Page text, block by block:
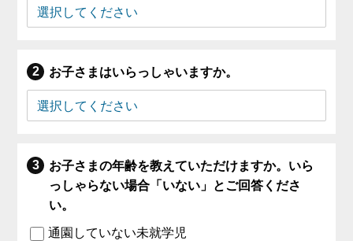
お子さまはいらっしゃいますか。
お子さまの年齢を教えていただけますか。いら
っしゃらない場合「いない」とご回答くださ
い。
通園していない未就学児